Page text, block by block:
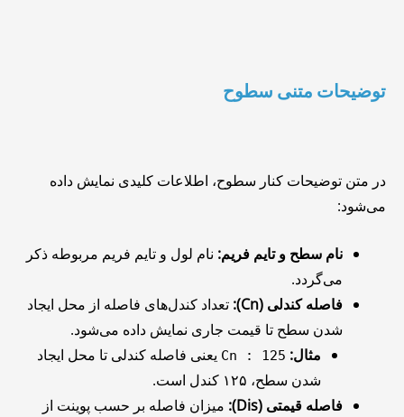
توضیحات متنی سطوح
در متن توضیحات کنار سطوح، اطلاعات کلیدی نمایش داده
می‌شود:
نام سطح و تایم فریم: نام لول و تایم فریم مربوطه ذکر
می‌گردد.
فاصله کندلی (Cn):
تعداد کندل‌های فاصله از محل ایجاد
شدن سطح تا قیمت جاری نمایش داده می‌شود.
مثال: Cn : 125 یعنی فاصله کندلی تا محل ایجاد
شدن سطح، ۱۲۵ کندل است.
فاصله قیمتی (Dis):
میزان فاصله بر حسب پوینت از